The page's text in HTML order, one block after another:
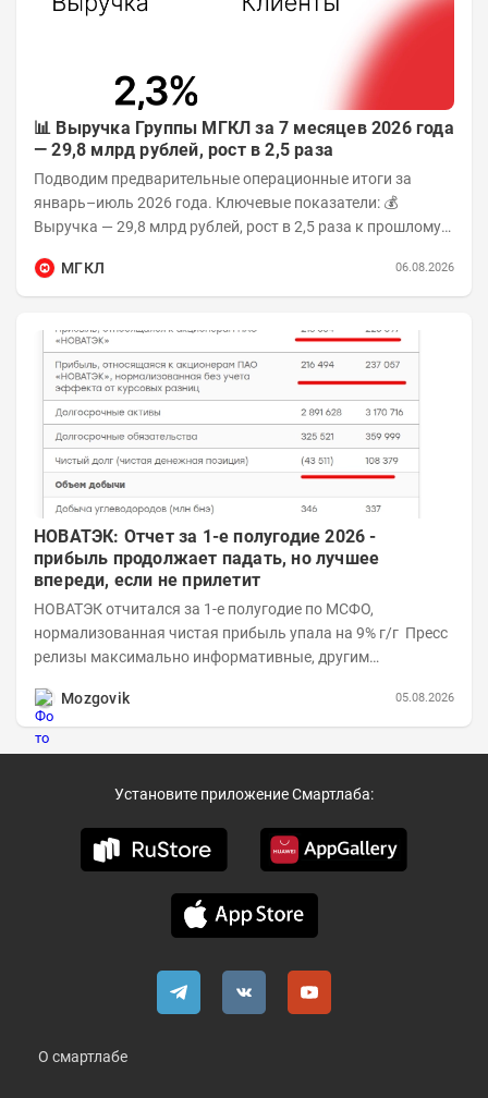
📊 Выручка Группы МГКЛ за 7 месяцев 2026 года
— 29,8 млрд рублей, рост в 2,5 раза
Подводим предварительные операционные итоги за
январь–июль 2026 года. Ключевые показатели: 💰
Выручка — 29,8 млрд рублей, рост в 2,5 раза к прошлому
МГКЛ
06.08.2026
НОВАТЭК: Отчет за 1-е полугодие 2026 -
прибыль продолжает падать, но лучшее
впереди, если не прилетит
НОВАТЭК отчитался за 1-е полугодие по МСФО,
нормализованная чистая прибыль упала на 9% г/г Пресс
релизы максимально информативные, другим
Mozgovik
05.08.2026
Установите приложение Смартлаба:
О смартлабе